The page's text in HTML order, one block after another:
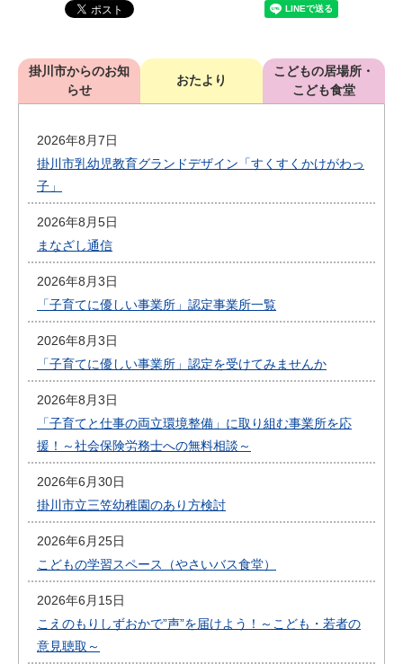
掛川市からのお知
らせ
おたより
こどもの居場所・
こども食堂
2026年8月7日
掛川市乳幼児教育グランドデザイン「すくすくかけがわっ
子」
2026年8月5日
まなざし通信
2026年8月3日
「子育てに優しい事業所」認定事業所一覧
2026年8月3日
「子育てに優しい事業所」認定を受けてみませんか
2026年8月3日
「子育てと仕事の両立環境整備」に取り組む事業所を応
援！～社会保険労務士への無料相談～
2026年6月30日
掛川市立三笠幼稚園のあり方検討
2026年6月25日
こどもの学習スペース（やさいバス食堂）
2026年6月15日
こえのもりしずおかで”声”を届けよう！～こども・若者の
意見聴取～